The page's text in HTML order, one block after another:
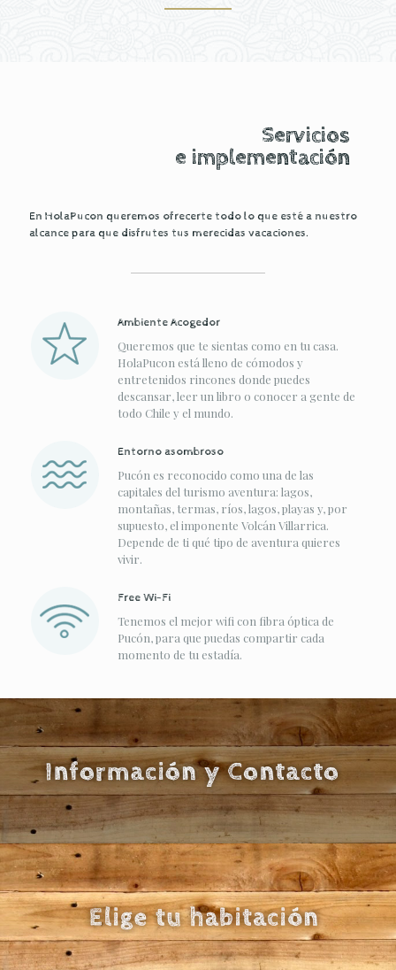
Servicios
e implementación
En HolaPucon queremos ofrecerte todo lo que esté a nuestro
alcance para que disfrutes tus merecidas vacaciones.
Ambiente Acogedor
Queremos que te sientas como en tu casa.
HolaPucon está lleno de cómodos y
entretenidos rincones donde puedes
descansar, leer un libro o conocer a gente de
todo Chile y el mundo.
Entorno asombroso
Pucón es reconocido como una de las
capitales del turismo aventura: lagos,
montañas, termas, ríos, lagos, playas y, por
supuesto, el imponente Volcán Villarrica.
Depende de ti qué tipo de aventura quieres
vivir.
Free Wi-Fi
Tenemos el mejor wifi con fibra óptica de
Pucón, para que puedas compartir cada
momento de tu estadía.